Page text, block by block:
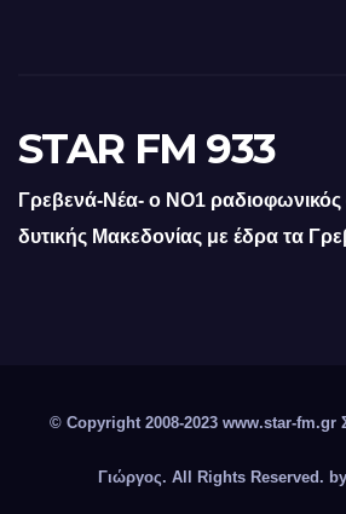
STAR FM 933
Γρεβενά-Νέα- ο ΝΟ1 ραδιοφωνικός
δυτικής Μακεδονίας με έδρα τα
© Copyright 2008-2023 www.star-fm.gr
Γιώργος. All Rights Reserved. by